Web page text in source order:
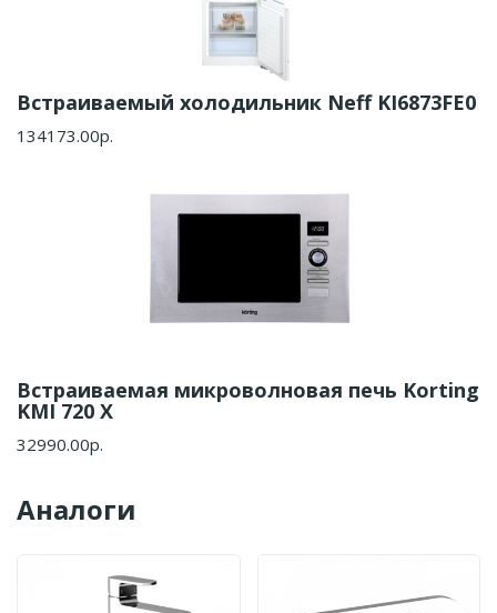
Встраиваемый холодильник Neff KI6873FE0
134173.00р.
Встраиваемая микроволновая печь Korting
KMI 720 X
32990.00р.
Аналоги